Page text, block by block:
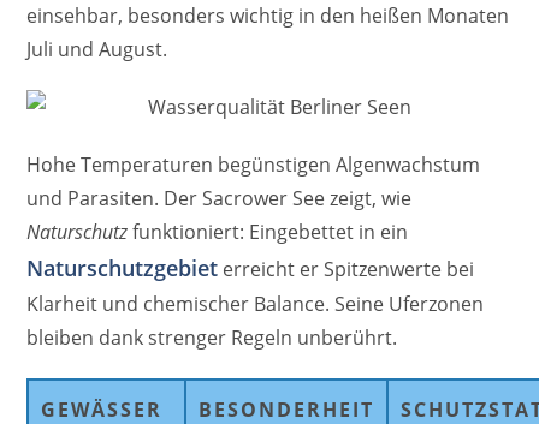
einsehbar, besonders wichtig in den heißen Monaten
Juli und August.
Hohe Temperaturen begünstigen Algenwachstum
und Parasiten. Der Sacrower See zeigt, wie
Naturschutzfunktioniert: Eingebettet in ein
Naturschutzgebiet erreicht er Spitzenwerte bei
Klarheit und chemischer Balance. Seine Uferzonen
bleiben dank strenger Regeln unberührt.
GEWÄSSER BESONDERHEIT